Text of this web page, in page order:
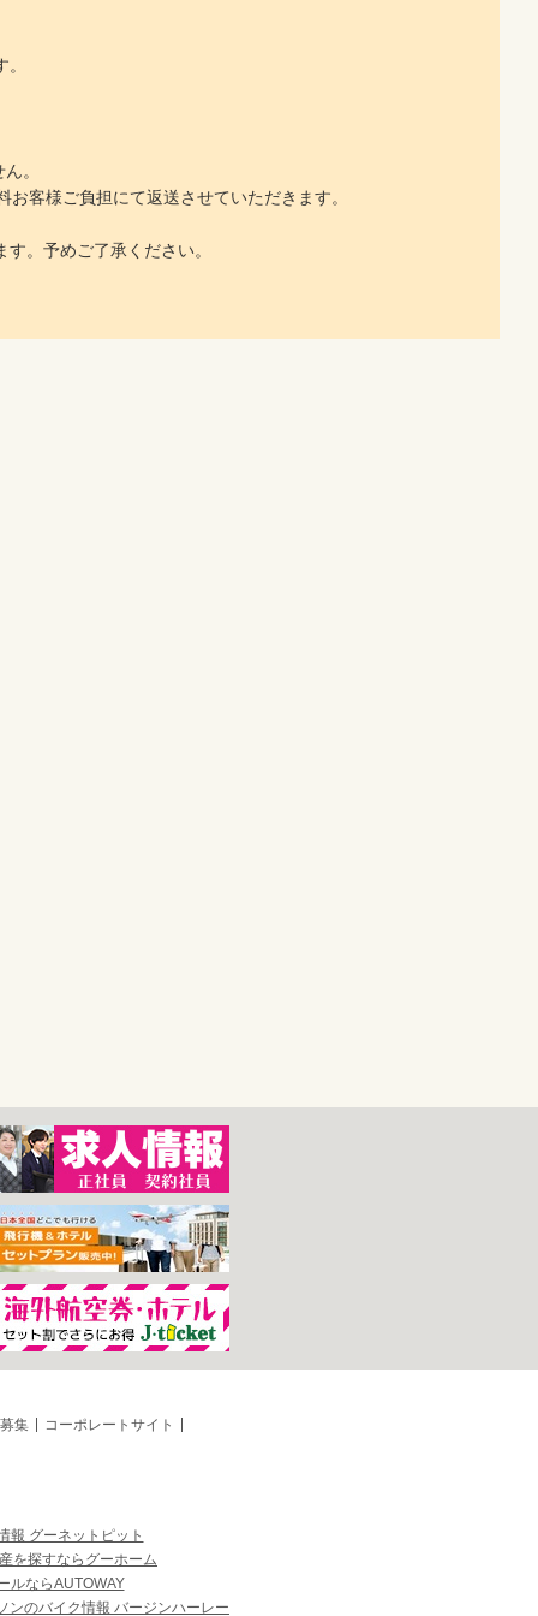
。
客様ご負担にて返送させていただきます。
。予めご了承ください。
集 コーポレートサイト
報 グーネットピット
を探すならグーホーム
ルならAUTOWAY
ンのバイク情報 バージンハーレー